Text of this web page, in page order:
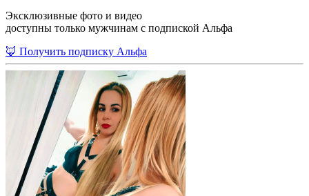
Эксклюзивные фото и видео
доступны только мужчинам с подпиской Альфа
🦊 Получить подписку Альфа